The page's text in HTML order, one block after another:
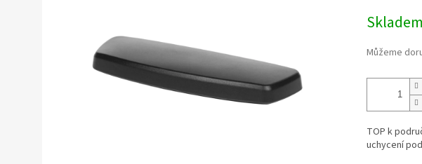
cena:
Skladem
Můžeme
TOP k
uchycení